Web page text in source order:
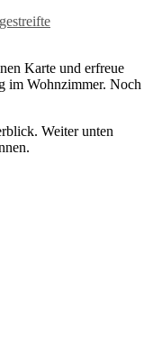
gestreifte
Karte und erfreue
im Wohnzimmer. Noch
Weiter unten